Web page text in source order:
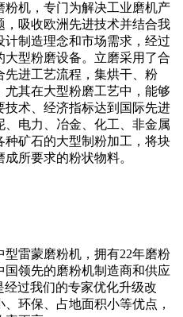
粉机，专门为解决工业磨机产
，吸收欧洲先进技术并结合我
制造理念和市场需求，经过
大型粉磨设备。立磨采用了合
先进工艺流程，集烘干、粉
尤其在大型粉磨工艺中，能够
技术、经济指标达到国际先进
、电力、冶金、化工、非金属
种矿石的大型制粉加工，将块
所要求的粉状物料。
雷蒙磨粉机，拥有22年磨粉
领先的磨粉机制造商和供应
过我们的专家优化升级改
环保、占地面积小等优点，